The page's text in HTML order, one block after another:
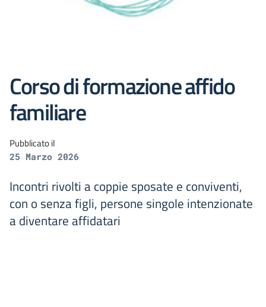
Corso di formazione affido
familiare
Pubblicato il
25 Marzo 2026
Incontri rivolti a coppie sposate e conviventi,
con o senza figli, persone singole intenzionate
a diventare affidatari